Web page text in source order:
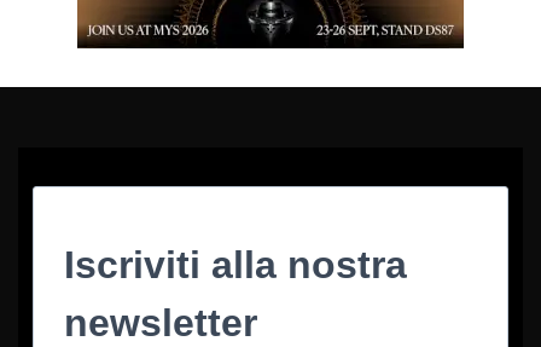
Iscriviti alla nostra
newsletter